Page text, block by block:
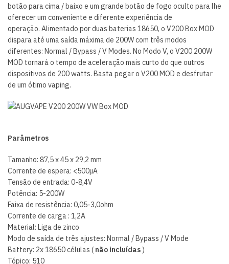
botão para cima / baixo e um grande botão de fogo oculto para lhe
oferecer um conveniente e diferente experiência de
operação. Alimentado por duas baterias 18650, o V200 Box MOD
dispara até uma saída máxima de 200W com três modos
diferentes: Normal / Bypass / V Modes. No Modo V, o V200 200W
MOD tornará o tempo de aceleração mais curto do que outros
dispositivos de 200 watts. Basta pegar o V200 MOD e desfrutar
de um ótimo vaping.
Parâmetros
Tamanho: 87,5 x 45 x 29,2 mm
Corrente de espera: <500μA
Tensão de entrada: 0-8,4V
Potência: 5-200W
Faixa de resistência: 0,05-3,0ohm
Corrente de carga : 1,2A
Material: Liga de zinco
Modo de saída de três ajustes: Normal / Bypass / V Mode
Battery: 2x 18650 células (não incluídas)
Tópico: 510